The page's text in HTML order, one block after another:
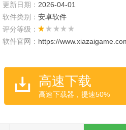
更新日期： 2026-04-01
软件类别： 安卓软件
评分等级：
软件官网： https://
高速下载
高速下载器，提速50%